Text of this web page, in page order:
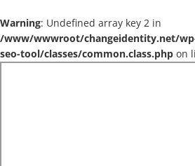
Warning: Undefined array key 2 in
/www/wwwroot/changeidentity.net/
seo-tool/classes/common.class.php on